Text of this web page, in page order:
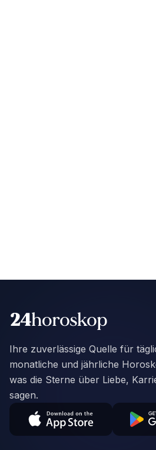
Ihre zuverlässige Quelle für
monatliche und jährliche
was die Sterne über Liebe,
sagen.